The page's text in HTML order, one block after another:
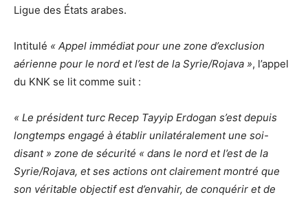
Ligue des États arabes.
Intitulé « Appel immédiat pour une zone d’exclusion
aérienne pour le nord et l’est de la Syrie/Rojava », l’appel
du KNK se lit comme suit :
« Le président turc Recep Tayyip Erdogan s’est depuis
longtemps engagé à établir unilatéralement une soi-
disant » zone de sécurité « dans le nord et l’est de la
Syrie/Rojava, et ses actions ont clairement montré que
son véritable objectif est d’envahir, de conquérir et de